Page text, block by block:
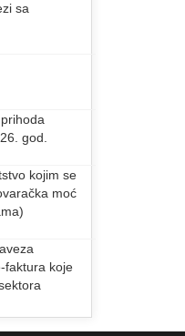
sa
god.
kojim se
moć
faktura koje